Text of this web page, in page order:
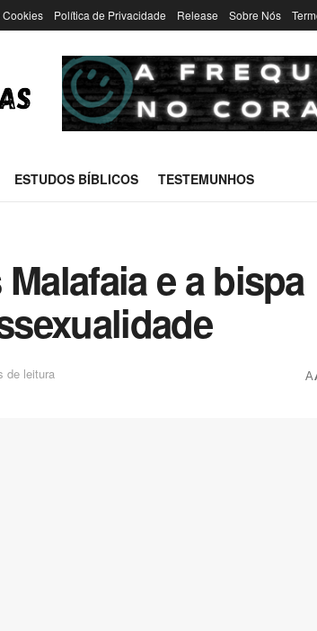
Cookies Política de Privacidade Release Sobre Nós
ESTUDOS BÍBLICOS TESTEMUNHOS
e a bispa
de leitura A